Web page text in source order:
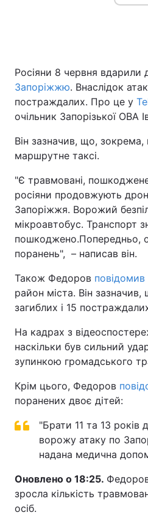
Росіяни 8 червня вдарили
Запоріжжю. Внаслідок
постраждалих. Про це у
очільник Запорізької ОВА
Він зазначив, що,
маршрутне таксі.
"Є травмовані,
росіяни продовжують
Запоріжжя. Ворожий
мікроавтобус. Транспорт
пошкоджено.Попередньо,
поранень", – написав він.
Також Федоров повідомив
район міста. Він
загиблих і 15
На кадрах з
наскільки був сильний
зупинкою громадського
Крім цього, Федоров
поранених двоє дітей:
"Брати 11 та 13 років
ворожу атаку по
надана медична
Оновлено о 18:25.
зросла кількість
осіб.